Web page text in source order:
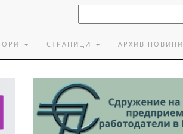
СТРАНИЦИ АРХИВ НОВИНИ